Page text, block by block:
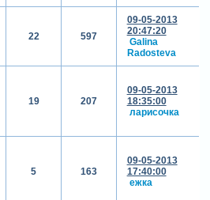
22 597
09-05-2013
20:47:20
Galina
Radosteva
19 207
09-05-2013
18:35:00
ларисочка
5 163
09-05-2013
17:40:00
ежка